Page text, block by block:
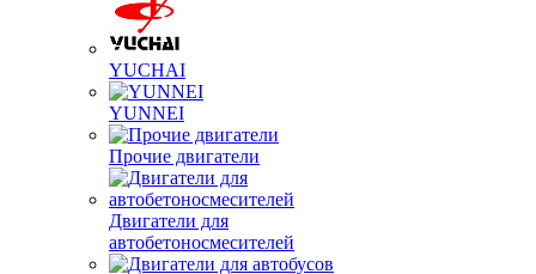
YUCHAI
YUNNEI
Прочие двигатели
Двигатели для
автобетоносмесителей